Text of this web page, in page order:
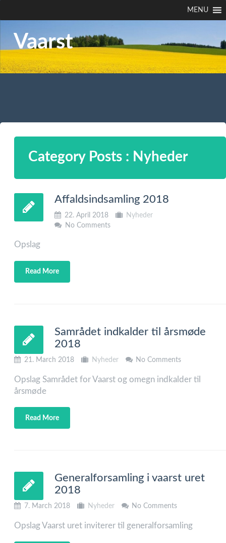
MENU
Vaarst
Category Posts : Nyheder
Affaldsindsamling 2018
22. April 2018
Nyheder
No Comments
Opslag
Read More
Samrådet indkalder til årsmøde
2018
21. March 2018 Nyheder No Comments
Opslag Samrådet for Vaarst og omegn indkalder til
årsmøde
Read More
Generalforsamling i vaarst uret
2018
7. March 2018 Nyheder No Comments
Opslag Vaarst uret inviterer til generalforsamling